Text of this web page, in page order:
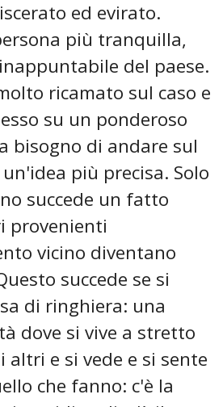
ed evirato.
più tranquilla,
del paese.
ricamato sul caso e
su un ponderoso
bisogno di andare sul
più precisa. Solo
succede un fatto
provenienti
vicino diventano
succede se si
di ringhiera: una
dove si vive a stretto
altri e si vede e si sente
che fanno: c'è la